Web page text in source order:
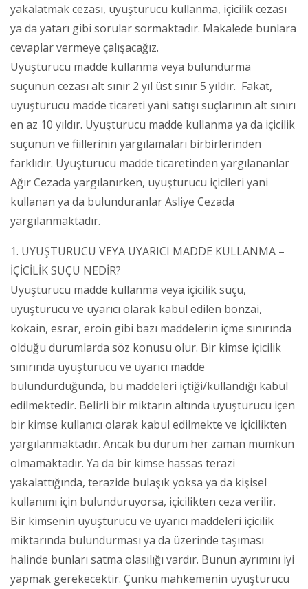
yakalatmak cezası, uyuşturucu kullanma, içicilik cezası
ya da yatarı gibi sorular sormaktadır. Makalede bunlara
cevaplar vermeye çalışacağız.
Uyuşturucu madde kullanma veya bulundurma
suçunun cezası alt sınır 2 yıl üst sınır 5 yıldır. Fakat,
uyuşturucu madde ticareti yani satışı suçlarının alt sınırı
en az 10 yıldır. Uyuşturucu madde kullanma ya da içicilik
suçunun ve fiillerinin yargılamaları birbirlerinden
farklıdır. Uyuşturucu madde ticaretinden yargılananlar
Ağır Cezada yargılanırken, uyuşturucu içicileri yani
kullanan ya da bulunduranlar Asliye Cezada
yargılanmaktadır.
1. UYUŞTURUCU VEYA UYARICI MADDE KULLANMA –
İÇİCİLİK SUÇU NEDİR?
Uyuşturucu madde kullanma veya içicilik suçu,
uyuşturucu ve uyarıcı olarak kabul edilen bonzai,
kokain, esrar, eroin gibi bazı maddelerin içme sınırında
olduğu durumlarda söz konusu olur. Bir kimse içicilik
sınırında uyuşturucu ve uyarıcı madde
bulundurduğunda, bu maddeleri içtiği/kullandığı kabul
edilmektedir. Belirli bir miktarın altında uyuşturucu içen
bir kimse kullanıcı olarak kabul edilmekte ve içicilikten
yargılanmaktadır. Ancak bu durum her zaman mümkün
olmamaktadır. Ya da bir kimse hassas terazi
yakalattığında, terazide bulaşık yoksa ya da kişisel
kullanımı için bulunduruyorsa, içicilikten ceza verilir.
Bir kimsenin uyuşturucu ve uyarıcı maddeleri içicilik
miktarında bulundurması ya da üzerinde taşıması
halinde bunları satma olasılığı vardır. Bunun ayrımını iyi
yapmak gerekecektir. Çünkü mahkemenin uyuşturucu